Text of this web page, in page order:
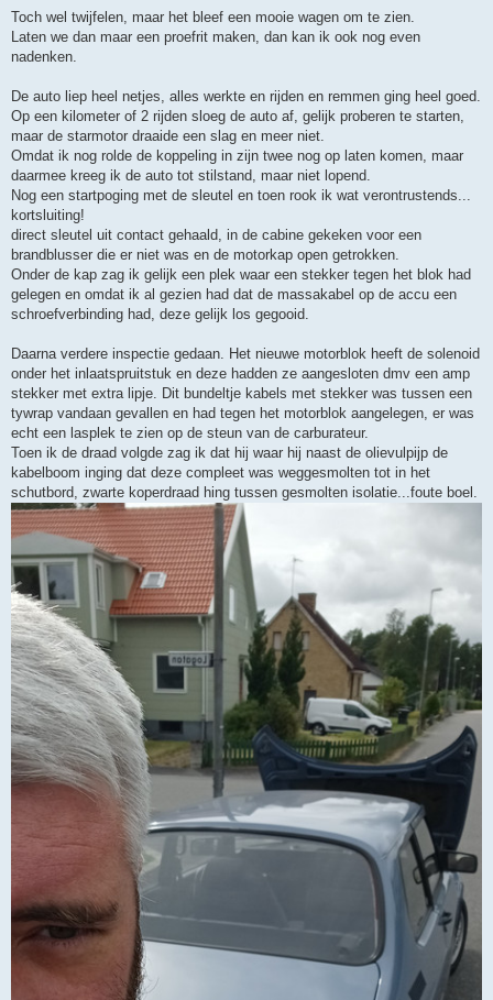
Toch wel twijfelen, maar het bleef een mooie wagen om te zien.
Laten we dan maar een proefrit maken, dan kan ik ook nog even
nadenken.
De auto liep heel netjes, alles werkte en rijden en remmen ging heel goed.
Op een kilometer of 2 rijden sloeg de auto af, gelijk proberen te starten,
maar de starmotor draaide een slag en meer niet.
Omdat ik nog rolde de koppeling in zijn twee nog op laten komen, maar
daarmee kreeg ik de auto tot stilstand, maar niet lopend.
Nog een startpoging met de sleutel en toen rook ik wat verontrustends...
kortsluiting!
direct sleutel uit contact gehaald, in de cabine gekeken voor een
brandblusser die er niet was en de motorkap open getrokken.
Onder de kap zag ik gelijk een plek waar een stekker tegen het blok had
gelegen en omdat ik al gezien had dat de massakabel op de accu een
schroefverbinding had, deze gelijk los gegooid.
Daarna verdere inspectie gedaan. Het nieuwe motorblok heeft de solenoid
onder het inlaatspruitstuk en deze hadden ze aangesloten dmv een amp
stekker met extra lipje. Dit bundeltje kabels met stekker was tussen een
tywrap vandaan gevallen en had tegen het motorblok aangelegen, er was
echt een lasplek te zien op de steun van de carburateur.
Toen ik de draad volgde zag ik dat hij waar hij naast de olievulpijp de
kabelboom inging dat deze compleet was weggesmolten tot in het
schutbord, zwarte koperdraad hing tussen gesmolten isolatie...foute boel.